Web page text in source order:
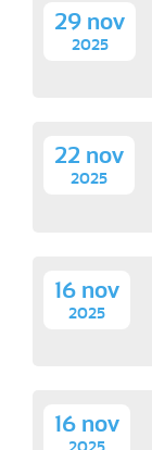
29 nov
2025
22 nov
2025
16 nov
2025
16 nov